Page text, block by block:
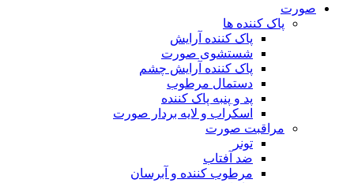
صورت
پاک کننده ها
پاک کننده آرایش
شستشوی صورت
پاک کننده آرایش چشم
دستمال مرطوب
پد و پنبه پاک کننده
اسکراب و لایه بردار صورت
مراقبت صورت
تونر
ضد آفتاب
مرطوب کننده و آبرسان